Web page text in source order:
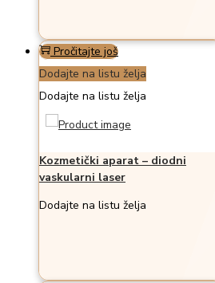
Pročitajte još
Dodajte na listu želja
Dodajte na listu želja
Kozmetički aparat – diodni
vaskularni laser
Dodajte na listu želja